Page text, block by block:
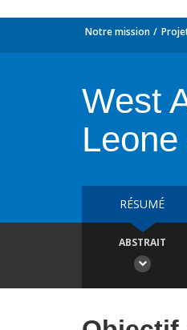
Notre mission
West
RÉSUMÉ
ABSTRAIT